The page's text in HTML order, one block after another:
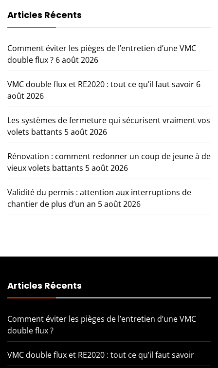
Articles Récents
Comment éviter les pièges de l’entretien d’une VMC
double flux ? 6 août 2026
VMC double flux et RE2020 : tout ce qu’il faut savoir 6
août 2026
Les systèmes de fermeture qui sécurisent vraiment vos
volets battants 5 août 2026
Rénovation : comment redonner un coup de jeune à de
vieux volets battants 5 août 2026
Validité du permis : attention aux interruptions de
chantier de plus d’un an 5 août 2026
Articles Récents
Comment éviter les pièges de l’entretien d’une VMC
double flux ?
VMC double flux et RE2020 : tout ce qu’il faut savoir